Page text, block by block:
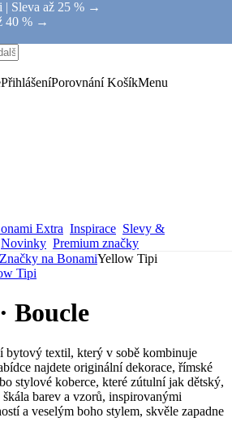
| Sleva až 25 % →
40 % →
PřihlášeníPorovnání KošíkMenu
Extra Inspirace Slevy &
Novinky Premium značky
Značky na BonamiYellow Tipi
Tipi
Boucle
bytový textil, který v sobě kombinuje
najdete originální dekorace, římské
stylové koberce, které zútulní jak dětský,
barev a vzorů, inspirovanými
a veselým boho stylem, skvěle zapadne